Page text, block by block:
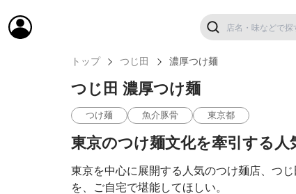
トップ つじ田 濃厚つけ麺
つじ田 濃厚つけ麺
つけ麺 魚介豚骨 東京都
東京のつけ麺文化を牽引する人
東京を中心に展開する人気のつけ麺店、つ
を、ご自宅で堪能してほしい。